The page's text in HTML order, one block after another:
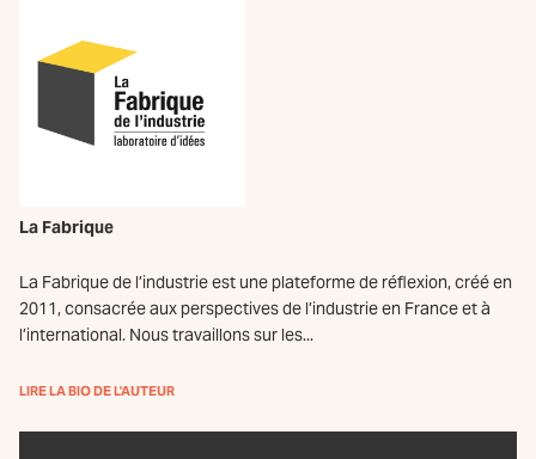
La Fabrique
La Fabrique de l’industrie est une plateforme de réflexion, créé en
2011, consacrée aux perspectives de l’industrie en France et à
l’international. Nous travaillons sur les...
LIRE LA BIO DE L'AUTEUR